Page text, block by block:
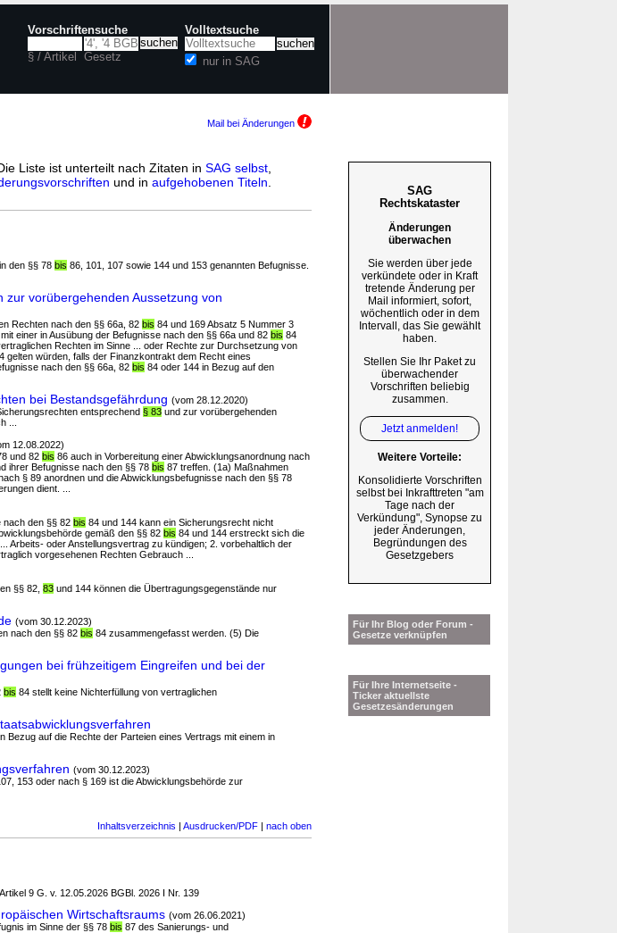
Vorschriftensuche
§ / Artikel Gesetz
Volltextsuche
nur in SAG
Mail bei Änderungen
Liste ist unterteilt nach Zitaten in SAG selbst
und in aufgehobenen Titeln
den §§ 78 bis 86, 101, 107 sowie 144 und 153 genannten Befugnisse.
zur vorübergehenden Aussetzung von
Rechten nach den §§ 66a, 82 bis 84 und 169 Absatz 5 Nummer 3
einer in Ausübung der Befugnisse nach den §§ 66a und 82 bis 84
Rechten im Sinne ... oder Rechte zur Durchsetzung von
gelten würden, falls der Finanzkontrakt dem Recht eines
nach den §§ 66a, 82 bis 84 oder 144 in Bezug auf den
bei Bestandsgefährdung (vom 28.12.2020)
entsprechend § 83 und zur vorübergehenden
...
12.08.2022)
und 82 bis 86 auch in Vorbereitung einer Abwicklungsanordnung nach
ihrer Befugnisse nach den §§ 78 bis 87 treffen. (1a) Maßnahmen
§ 89 anordnen und die Abwicklungsbefugnisse nach den §§ 78
dient. ...
nach den §§ 82 bis 84 und 144 kann ein Sicherungsrecht nicht
gemäß den §§ 82 bis 84 und 144 erstreckt sich die
Arbeits- oder Anstellungsvertrag zu kündigen; 2. vorbehaltlich der
vorgesehenen Rechten Gebrauch ...
§§ 82, 83 und 144 können die Übertragungsgegenstände nur
(vom 30.12.2023)
nach den §§ 82 bis 84 zusammengefasst werden. (5) Die
bei frühzeitigem Eingreifen und bei der
bis 84 stellt keine Nichterfüllung von vertraglichen
Bezug auf die Rechte der Parteien eines Vertrags mit einem in
(vom 30.12.2023)
153 oder nach § 169 ist die Abwicklungsbehörde zur
Inhaltsverzeichnis | Ausdrucken/PDF | nach oben
9 G. v. 12.05.2026 BGBl. 2026 I Nr. 139
Wirtschaftsraums (vom 26.06.2021)
im Sinne der §§ 78 bis 87 des Sanierungs- und
SAG
Rechtskataster
Änderungen
überwachen
Sie werden über jede
verkündete oder in Kraft
tretende Änderung per
Mail informiert, sofort,
wöchentlich oder in dem
Intervall, das Sie gewählt
haben.
Stellen Sie Ihr Paket zu
überwachender
Vorschriften beliebig
zusammen.
Jetzt anmelden!
Weitere Vorteile:
Konsolidierte Vorschriften
selbst bei Inkrafttreten "am
Tage nach der
Verkündung", Synopse zu
jeder Änderungen,
Begründungen des
Gesetzgebers
Für Ihr Blog oder Forum -
Gesetze verknüpfen
Für Ihre Internetseite -
Ticker aktuellste
Gesetzesänderungen